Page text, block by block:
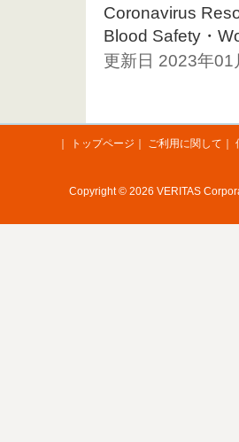
Coronavirus
Blood Safety・
更新日 2023年
｜ トップページ ｜ ご利用に関して ｜
Copyright © 2026 VERITAS